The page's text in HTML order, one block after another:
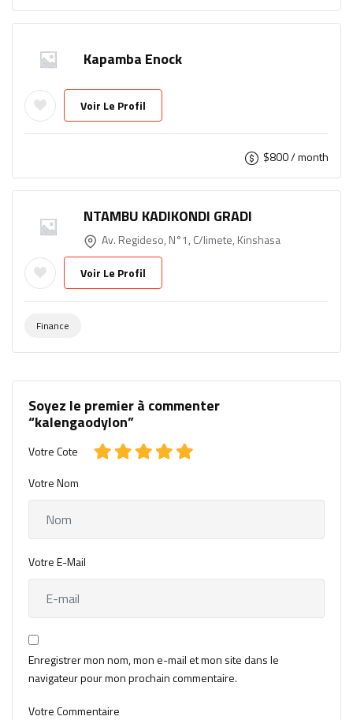
Kapamba Enock
Voir Le Profil
$800/ month
NTAMBU KADIKONDI GRADI
Av. Regideso, N°1, C/limete, Kinshasa
Voir Le Profil
Finance
Soyez le premier à commenter
“kalengaodylon”
Votre Cote
Votre Nom
Votre E-Mail
Enregistrer mon nom, mon e-mail et mon site dans le
navigateur pour mon prochain commentaire.
Votre Commentaire